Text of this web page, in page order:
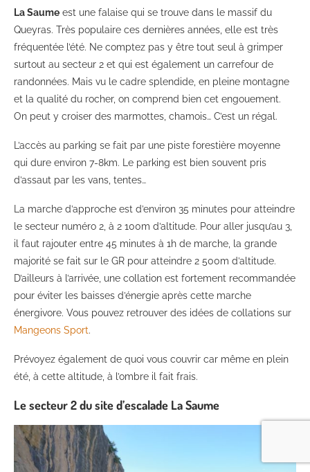
La Saume est une falaise qui se trouve dans le massif du
Queyras. Très populaire ces dernières années, elle est très
fréquentée l’été. Ne comptez pas y être tout seul à grimper
surtout au secteur 2 et qui est également un carrefour de
randonnées. Mais vu le cadre splendide, en pleine montagne
et la qualité du rocher, on comprend bien cet engouement.
On peut y croiser des marmottes, chamois… C’est un régal.
L’accès au parking se fait par une piste forestière moyenne
qui dure environ 7-8km. Le parking est bien souvent pris
d’assaut par les vans, tentes…
La marche d’approche est d’environ 35 minutes pour atteindre
le secteur numéro 2, à 2 100m d’altitude. Pour aller jusqu’au 3,
il faut rajouter entre 45 minutes à 1h de marche, la grande
majorité se fait sur le GR pour atteindre 2 500m d’altitude.
D’ailleurs à l’arrivée, une collation est fortement recommandée
pour éviter les baisses d’énergie après cette marche
énergivore. Vous pouvez retrouver des idées de collations sur
Mangeons Sport.
Prévoyez également de quoi vous couvrir car même en plein
été, à cette altitude, à l’ombre il fait frais.
Le secteur 2 du site d’escalade La Saume